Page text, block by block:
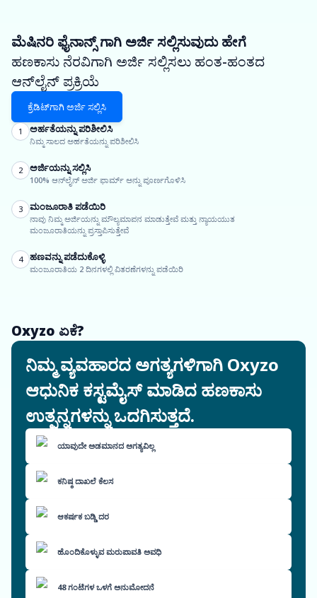
ಮೆಷಿನರಿ ಫೈನಾನ್ಸ್ ಗಾಗಿ ಅರ್ಜಿ ಸಲ್ಲಿಸುವುದು ಹೇಗೆ
ಹಣಕಾಸು ನೆರವಿಗಾಗಿ ಅರ್ಜಿ ಸಲ್ಲಿಸಲು ಹಂತ-ಹಂತದ
ಆನ್‌ಲೈನ್ ಪ್ರಕ್ರಿಯೆ
ಕ್ರೆಡಿಟ್‌ಗಾಗಿ ಅರ್ಜಿ ಸಲ್ಲಿಸಿ
1 ಅರ್ಹತೆಯನ್ನು ಪರಿಶೀಲಿಸಿ
ನಿಮ್ಮ ಸಾಲದ ಅರ್ಹತೆಯನ್ನು ಪರಿಶೀಲಿಸಿ
2 ಅರ್ಜಿಯನ್ನು ಸಲ್ಲಿಸಿ
100% ಆನ್‌ಲೈನ್ ಅರ್ಜಿ ಫಾರ್ಮ್ ಅನ್ನು ಪೂರ್ಣಗೊಳಿಸಿ
3 ಮಂಜೂರಾತಿ ಪಡೆಯಿರಿ
ನಾವು ನಿಮ್ಮ ಅರ್ಜಿಯನ್ನು ಮೌಲ್ಯಮಾಪನ ಮಾಡುತ್ತೇವೆ ಮತ್ತು ನ್ಯಾಯಯುತ
ಮಂಜೂರಾತಿಯನ್ನು ಪ್ರಸ್ತಾಪಿಸುತ್ತೇವೆ
4 ಹಣವನ್ನು ಪಡೆದುಕೊಳ್ಳಿ
ಮಂಜೂರಾತಿಯ 2 ದಿನಗಳಲ್ಲಿ ವಿತರಣೆಗಳನ್ನು ಪಡೆಯಿರಿ
Oxyzo ಏಕೆ?
ನಿಮ್ಮ ವ್ಯವಹಾರದ ಅಗತ್ಯಗಳಿಗಾಗಿ Oxyzo
ಆಧುನಿಕ ಕಸ್ಟಮೈಸ್ ಮಾಡಿದ ಹಣಕಾಸು
ಉತ್ಪನ್ನಗಳನ್ನು ಒದಗಿಸುತ್ತದೆ.
ಯಾವುದೇ ಅಡಮಾನದ ಅಗತ್ಯವಿಲ್ಲ
ಕನಿಷ್ಠ ದಾಖಲೆ ಕೆಲಸ
ಆಕರ್ಷಕ ಬಡ್ಡಿ ದರ
ಹೊಂದಿಕೊಳ್ಳುವ ಮರುಪಾವತಿ ಅವಧಿ
48 ಗಂಟೆಗಳ ಒಳಗೆ ಅನುಮೋದನೆ